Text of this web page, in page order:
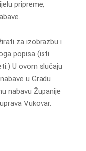
pripreme,
za izobrazbu i
popisa (isti
U ovom slučaju
u Gradu
nabavu Županije
Vukovar.